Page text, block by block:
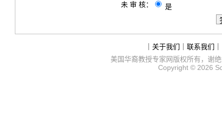
未 审 核：
是
关于我们 联系我们
美国华裔教授专家网版权所有，谢
Copyright © 2026